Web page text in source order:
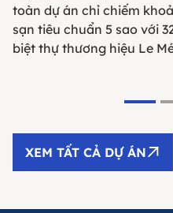
toàn dự án chỉ chiếm
sạn tiêu chuẩn 5 sao với
biệt thự thương hiệu Le
XEM TẤT CẢ DỰ ÁN